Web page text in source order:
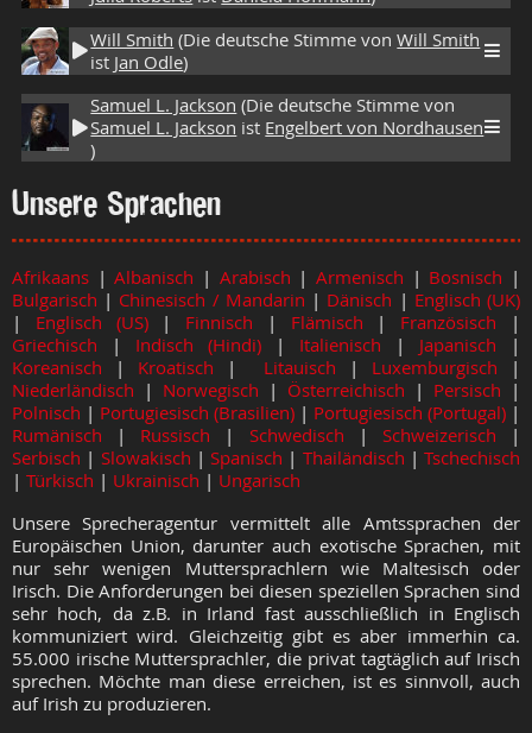
Will Smith (Die deutsche Stimme vonWill Smith
ist Jan Odle)
Samuel L. Jackson (Die deutsche Stimme von
Samuel L. Jackson ist Engelbert von Nordhausen
)
Unsere Sprachen
Afrikaans |Albanisch | Arabisch |Armenisch | Bosnisch |
Bulgarisch | Chinesisch / Mandarin | Dänisch | Englisch (UK)
| Englisch (US)| Finnisch | Flämisch | Französisch
|
Griechisch | Indisch (Hindi) | Italienisch | Japanisch
|
Koreanisch | Kroatisch | Litauisch | Luxemburgisch |
Niederländisch
| Norwegisch | Österreichisch | Persisch
|
Polnisch | Portugiesisch (Brasilien) | Portugiesisch (Portugal) |
Rumänisch | Russisch | Schwedisch | Schweizerisch |
Serbisch | Slowakisch | Spanisch | Thailändisch | Tschechisch
| Türkisch | Ukrainisch | Ungarisch
Unsere Sprecheragentur vermittelt alle Amtssprachen der
Europäischen Union, darunter auch exotische Sprachen, mit
nur sehr wenigen Muttersprachlern wie Maltesisch oder
Irisch. Die Anforderungen bei diesen speziellen Sprachen sind
sehr hoch, da z.B. in Irland fast ausschließlich in Englisch
kommuniziert wird. Gleichzeitig gibt es aber immerhin ca.
55.000 irische Muttersprachler, die privat tagtäglich auf Irisch
sprechen. Möchte man diese erreichen, ist es sinnvoll, auch
auf Irish zu produzieren.